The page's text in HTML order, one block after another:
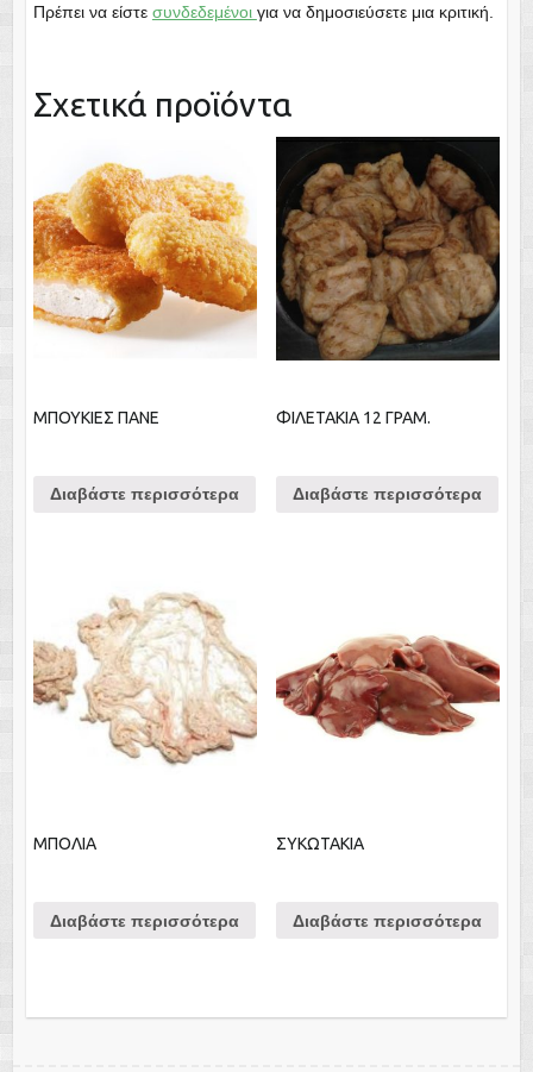
Πρέπει να είστε συνδεδεμένοι για να δημοσιεύσετε μια κριτική.
Σχετικά προϊόντα
ΜΠΟΥΚΙΕΣ ΠΑΝΕ
Διαβάστε περισσότερα
ΦΙΛΕΤΑΚΙΑ 12 ΓΡΑΜ.
Διαβάστε περισσότερα
ΜΠΟΛΙΑ
Διαβάστε περισσότερα
ΣΥΚΩΤΑΚΙΑ
Διαβάστε περισσότερα